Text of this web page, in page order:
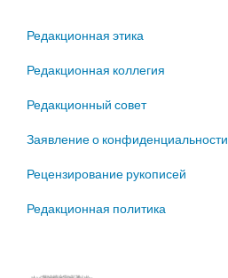
Редакционная этика
Редакционная коллегия
Редакционный совет
Заявление о конфиденциальности
Рецензирование рукописей
Редакционная политика